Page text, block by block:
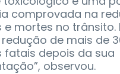
comprovada na
e mortes no trânsito.
de mais de
fatais depois da sua
observou.